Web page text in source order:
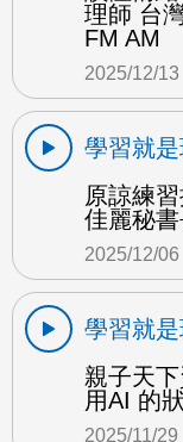
理師 台
FM AM
2025/12/13
學習就
原諒練
佳麗秘
2025/12/06
學習就
親子天
用AI 的
2025/11/29